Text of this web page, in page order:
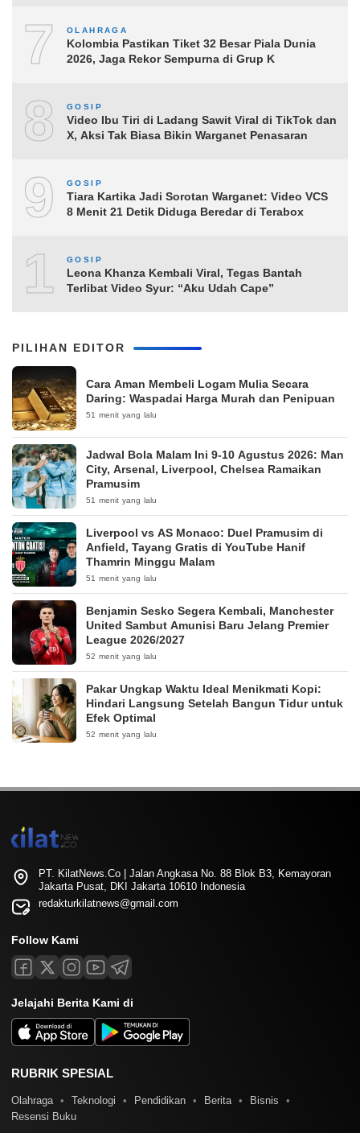
7 OLAHRAGA
Kolombia Pastikan Tiket 32 Besar Piala Dunia
2026, Jaga Rekor Sempurna di Grup K
8 GOSIP
Video Ibu Tiri di Ladang Sawit Viral di TikTok dan
X, Aksi Tak Biasa Bikin Warganet Penasaran
9 GOSIP
Tiara Kartika Jadi Sorotan Warganet: Video VCS
8 Menit 21 Detik Diduga Beredar di Terabox
10
GOSIP
Leona Khanza Kembali Viral, Tegas Bantah
Terlibat Video Syur: “Aku Udah Cape”
PILIHAN EDITOR
Cara Aman Membeli Logam Mulia Secara
Daring: Waspadai Harga Murah dan Penipuan
51 menit yang lalu
Jadwal Bola Malam Ini 9-10 Agustus 2026: Man
City, Arsenal, Liverpool, Chelsea Ramaikan
Pramusim
51 menit yang lalu
Liverpool vs AS Monaco: Duel Pramusim di
Anfield, Tayang Gratis di YouTube Hanif
Thamrin Minggu Malam
51 menit yang lalu
Benjamin Sesko Segera Kembali, Manchester
United Sambut Amunisi Baru Jelang Premier
League 2026/2027
52 menit yang lalu
Pakar Ungkap Waktu Ideal Menikmati Kopi:
Hindari Langsung Setelah Bangun Tidur untuk
Efek Optimal
52 menit yang lalu
PT. KilatNews.Co | Jalan Angkasa No. 88 Blok B3, Kemayoran
Jakarta Pusat, DKI Jakarta 10610 Indonesia
redakturkilatnews@gmail.com
Follow Kami
Jelajahi Berita Kami di
RUBRIK SPESIAL
Olahraga Teknologi Pendidikan Berita
Bisnis
Resensi Buku